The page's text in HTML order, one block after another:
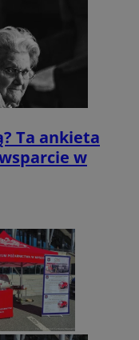
Ta ankieta
w